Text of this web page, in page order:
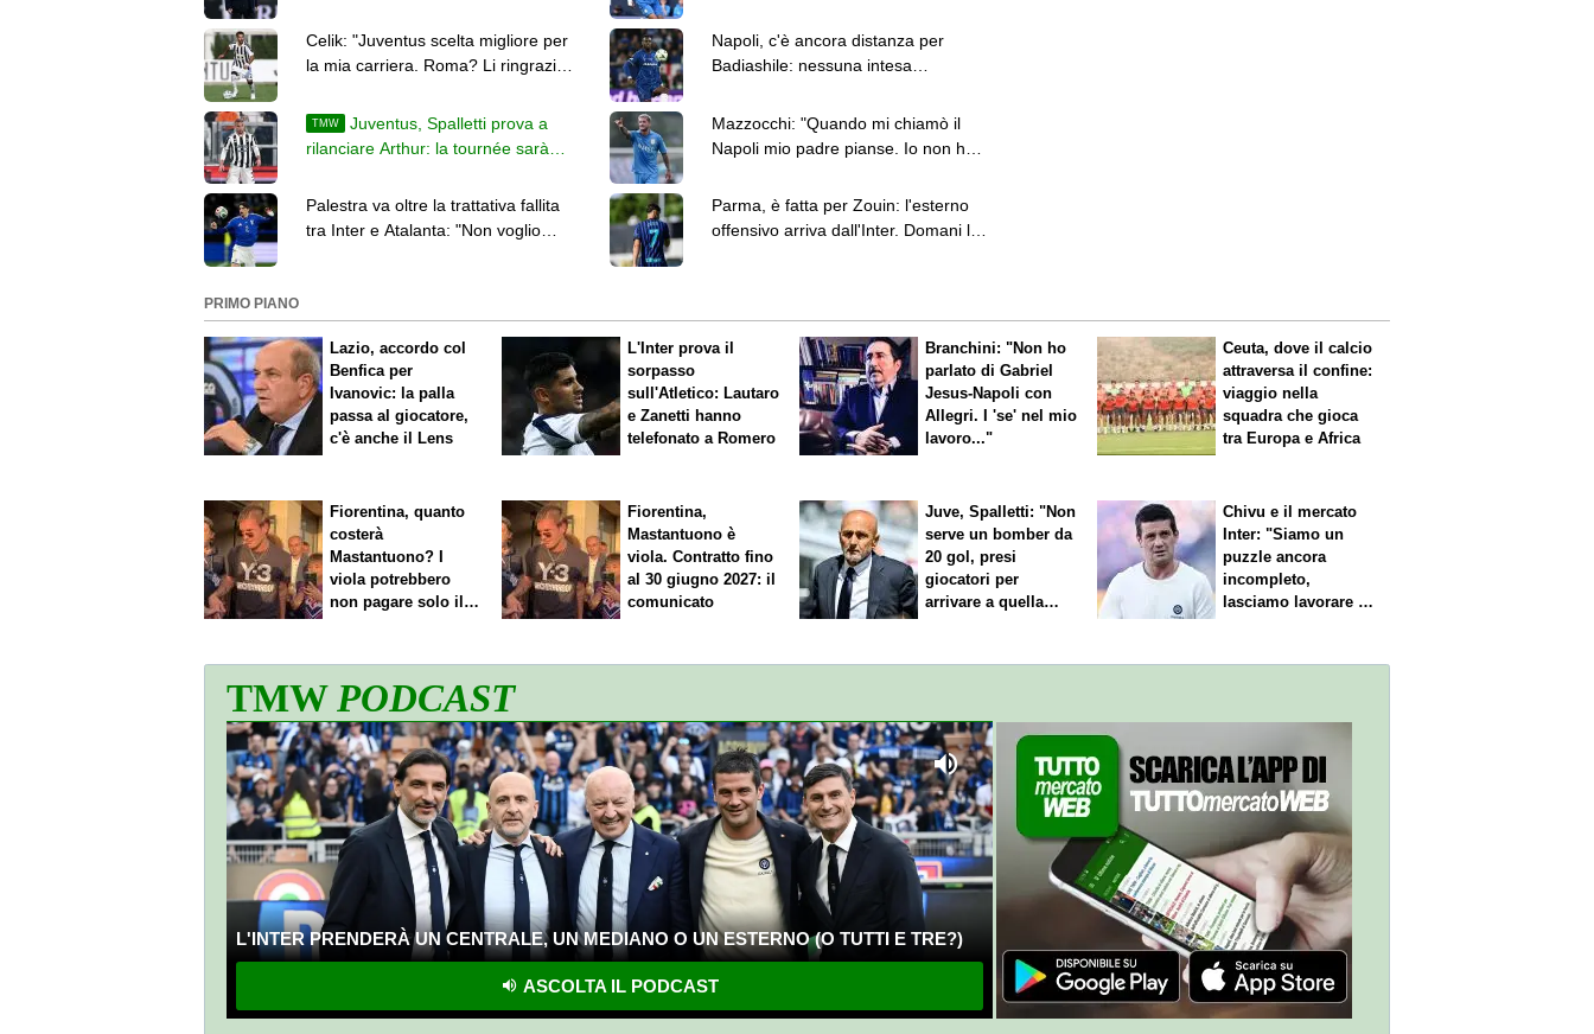
Celik: "Juventus scelta migliore per
la mia carriera. Roma? Li ringrazio,
Napoli, c'è ancora distanza per
Badiashile: nessuna intesa
TMW
Juventus, Spalletti prova a
rilanciare Arthur: la tournée sarà
Mazzocchi: "Quando mi chiamò il
Napoli mio padre pianse. Io non ho
Palestra va oltre la trattativa fallita
tra Inter e Atalanta: "Non voglio
Parma, è fatta per Zouin: l'esterno
offensivo arriva dall'Inter. Domani le
PRIMO PIANO
Lazio, accordo col
Benfica per
Ivanovic: la palla
passa al giocatore,
c'è anche il Lens
L'Inter prova il
sorpasso
sull'Atletico: Lautaro
e Zanetti hanno
telefonato a Romero
Branchini: "Non ho
parlato di Gabriel
Jesus-Napoli con
Allegri. I 'se' nel mio
lavoro..."
Ceuta, dove il calcio
attraversa il confine:
viaggio nella
squadra che gioca
tra Europa e Africa
Fiorentina, quanto
costerà
Mastantuono? I
viola potrebbero
non pagare solo il
Fiorentina,
Mastantuono è
viola. Contratto fino
al 30 giugno 2027: il
comunicato
Juve, Spalletti: "Non
serve un bomber da
20 gol, presi
giocatori per
arrivare a quella
Chivu e il mercato
Inter: "Siamo un
puzzle ancora
incompleto,
lasciamo lavorare i
TMWPODCAST
L'INTER PRENDERÀ UN CENTRALE, UN MEDIANO O UN ESTERNO (O TUTTI E TRE?)
ASCOLTA IL PODCAST